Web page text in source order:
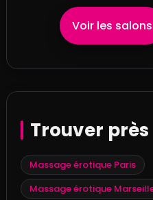
Voir les salons
Trouver
Massage érotique Paris
Massage érotique